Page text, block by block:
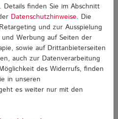
Rechnen
zusammen
und andere
Details finden Sie im Abschnitt
Datenschutzhinweise. Die
und zur Ausspielung
Werbung auf Seiten der
sowie auf Drittanbieterseiten
auch zur Datenverarbeitung
des Widerrufs, finden
in unseren
es weiter nur mit den